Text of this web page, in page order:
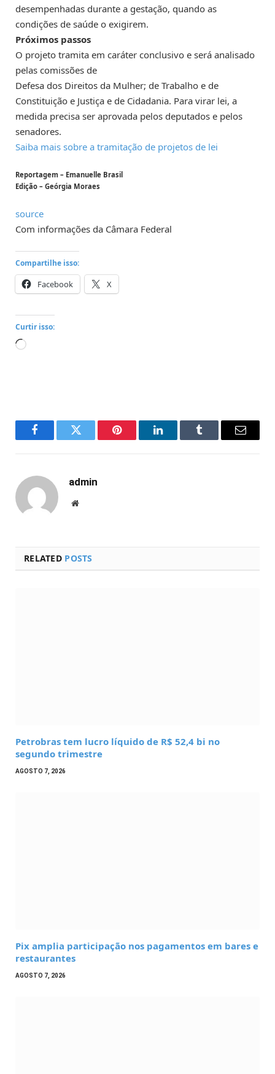
desempenhadas durante a gestação, quando as
condições de saúde o exigirem.
Próximos passos
O projeto tramita em caráter conclusivo e será analisado
pelas comissões de
Defesa dos Direitos da Mulher; de Trabalho e de
Constituição e Justiça e de Cidadania. Para virar lei, a
medida precisa ser aprovada pelos deputados e pelos
senadores.
Saiba mais sobre a tramitação de projetos de lei
Reportagem – Emanuelle Brasil
Edição – Geórgia Moraes
source
Com informações da Câmara Federal
Compartilhe isso:
Facebook X
Curtir isso:
Carregando...
FacebookTwitter Pinterest LinkedInTumblr Email
admin
Website
RELATED POSTS
Petrobras tem lucro líquido de R$ 52,4 bi no
segundo trimestre
AGOSTO 7, 2026
Pix amplia participação nos pagamentos em bares e
restaurantes
AGOSTO 7, 2026